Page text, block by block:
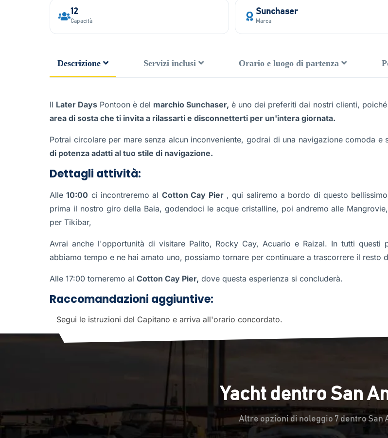
12
Capacità
Sunchaser
Marca
Descrizione Servizi inclusi Orario e luogo di partenza
Il Later Days Pontoon è del marchio Sunchaser, è uno dei preferiti dai nostri clienti,
area di sosta che ti invita a rilassarti e disconnetterti per un'intera giornata.
Potrai circolare per mare senza alcun inconveniente, godrai di una navigazione comoda e
di potenza adatti al tuo stile di navigazione.
Dettagli attività:
Alle10:00 ci incontreremo al Cotton Cay Pier, qui saliremo a bordo di questo
prima il nostro giro della Baia, godendoci le acque cristalline, poi andremo alle
per Tikibar,
Avrai anche l'opportunità di visitare Palito, Rocky Cay, Acuario e Raizal. In tutti
abbiamo tempo e ne hai amato uno, possiamo tornare per continuare a trascorrere il resto
Alle 17:00 torneremo al Cotton Cay Pier, dove questa esperienza si concluderà.
Raccomandazioni aggiuntive:
Segui le istruzioni del Capitano e arriva all'orario concordato.
Yacht dentro San
Altre opzioni di noleggio 7 dentro San